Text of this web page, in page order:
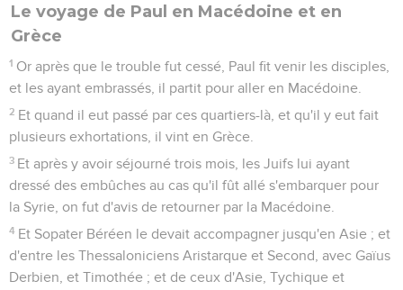
Le voyage de Paul en Macédoine et en
Grèce
1 Or après que le trouble fut cessé, Paul fit venir les disciples,
et les ayant embrassés, il partit pour aller en Macédoine.
2 Et quand il eut passé par ces quartiers-là, et qu'il y eut fait
plusieurs exhortations, il vint en Grèce.
3 Et après y avoir séjourné trois mois, les Juifs lui ayant
dressé des embûches au cas qu'il fût allé s'embarquer pour
la Syrie, on fut d'avis de retourner par la Macédoine.
4 Et Sopater Béréen le devait accompagner jusqu'en Asie ; et
d'entre les Thessaloniciens Aristarque et Second, avec Gaïus
Derbien, et Timothée ; et de ceux d'Asie, Tychique et